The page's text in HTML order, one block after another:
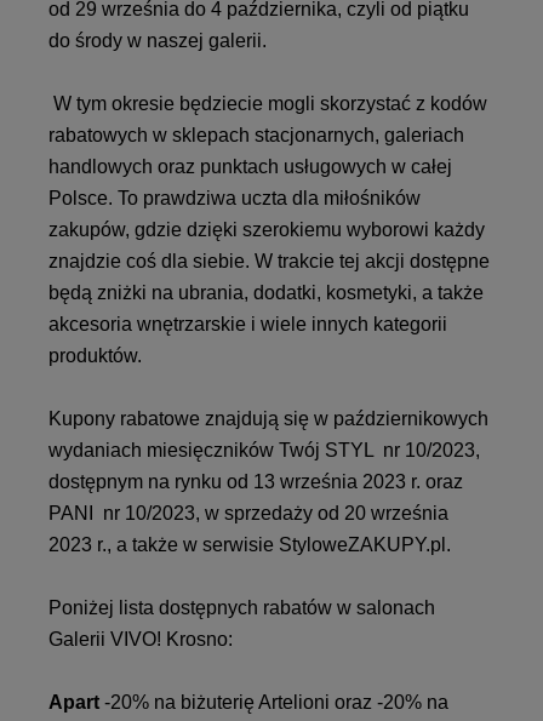
od 29 września do 4 października, czyli od piątku
do środy w naszej galerii.
W tym okresie będziecie mogli skorzystać z kodów
rabatowych w sklepach stacjonarnych, galeriach
handlowych oraz punktach usługowych w całej
Polsce. To prawdziwa uczta dla miłośników
zakupów, gdzie dzięki szerokiemu wyborowi każdy
znajdzie coś dla siebie. W trakcie tej akcji dostępne
będą zniżki na ubrania, dodatki, kosmetyki, a także
akcesoria wnętrzarskie i wiele innych kategorii
produktów.
Kupony rabatowe znajdują się w październikowych
wydaniach miesięczników Twój STYL nr 10/2023,
dostępnym na rynku od 13 września 2023 r. oraz
PANI nr 10/2023, w sprzedaży od 20 września
2023 r., a także w serwisie StyloweZAKUPY.pl.
Poniżej lista dostępnych rabatów w salonach
Galerii VIVO! Krosno:
Apart -20% na biżuterię Artelioni oraz -20% na